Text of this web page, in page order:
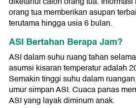
orang tua memberikan asupan
terutama hingga usia 6 bulan.
ASI Bertahan Berapa Jam?
ASI dalam suhu ruang tahan
asumsi kisaran temperatur adalah
Semakin tinggi suhu dalam
umur simpan ASI. Cuaca panas
ASI yang layak diminum anak.